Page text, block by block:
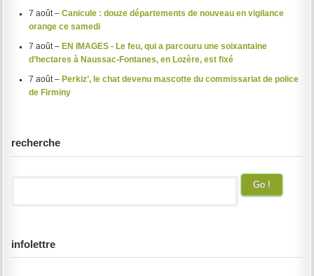
7 août – Canicule : douze départements de nouveau en vigilance
orange ce samedi
7 août – EN IMAGES - Le feu, qui a parcouru une soixantaine
d’hectares à Naussac-Fontanes, en Lozère, est fixé
7 août – Perkiz’, le chat devenu mascotte du commissariat de police
de Firminy
recherche
infolettre